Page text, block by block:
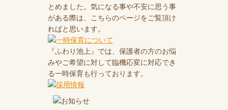
とめました。気になる事や不安に思う事
がある際は、こちらのページをご覧頂け
ればと思います。
『ふわり池上』では、保護者の方のお悩
みやご希望に対して臨機応変に対応でき
る一時保育も行っております。